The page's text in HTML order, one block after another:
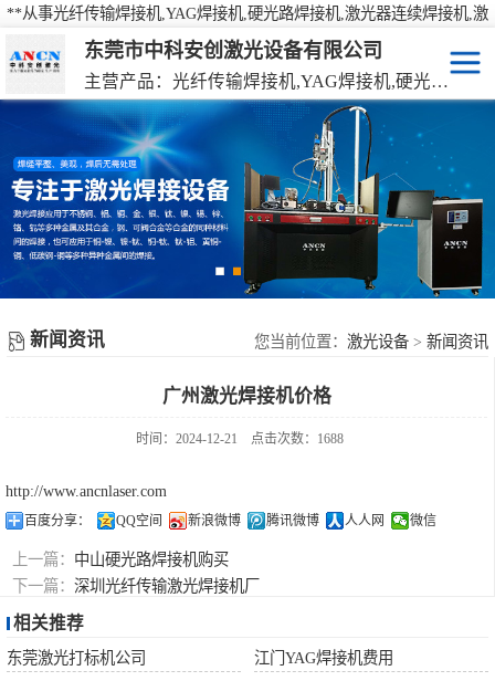
**从事光纤传输焊接机,YAG焊接机,硬光路焊接机,激光器连续焊接机,激
光焊接机,激光打标机,激光切割机等产品的研发、生产、销售
东莞市中科安创激光设备有限公司
主营产品：光纤传输焊接机,YAG焊接机,硬光路焊接机,激光器连续焊接机
新闻资讯 您当前位置： 激光设备 > 新闻资讯
广州激光焊接机价格
时间：2024-12-21 点击次数：1688
http://www.ancnlaser.com
百度分享： QQ空间 新浪微博 腾讯微博 人人网 微信
上一篇： 中山硬光路焊接机购买
下一篇： 深圳光纤传输激光焊接机厂
相关推荐
东莞激光打标机公司
江门YAG焊接机费用
激光焊接机
激光打标机
激光切割机
YAG硬光路激光焊接机
光纤传输激光焊接机
光纤激光器连续焊接机
机械手激光焊接机
手持激光焊接机